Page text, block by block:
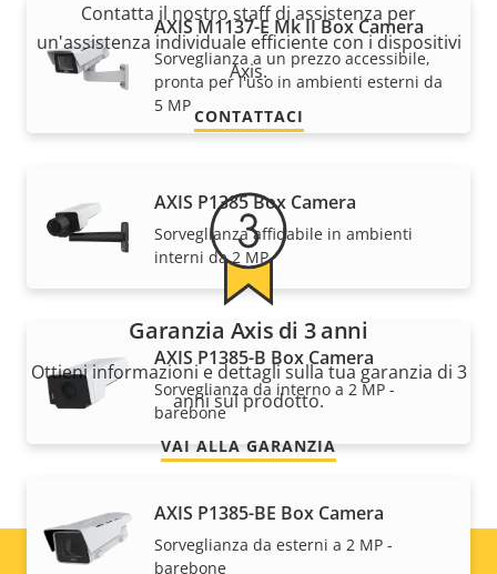
AXIS M1137-E Mk II Box Camera
Sorveglianza a un prezzo accessibile,
pronta per l'uso in ambienti esterni da
5 MP
AXIS P1385 Box Camera
Sorveglianza affidabile in ambienti
interni da 2 MP
AXIS P1385-B Box Camera
Sorveglianza da interno a 2 MP -
barebone
AXIS P1385-BE Box Camera
Sorveglianza da esterni a 2 MP -
barebone
Contatta il nostro staff di assistenza per
un'assistenza individuale efficiente con i dispositivi
Axis.
CONTATTACI
Garanzia Axis di 3 anni
Ottieni informazioni e dettagli sulla tua garanzia di 3
anni sul prodotto.
VAI ALLA GARANZIA